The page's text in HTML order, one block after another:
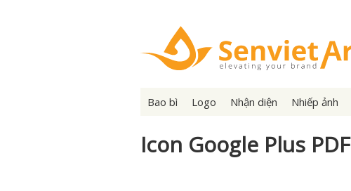
Bao bì Logo Nhận diện Nhiếp ảnh
Icon Google Plus PDF